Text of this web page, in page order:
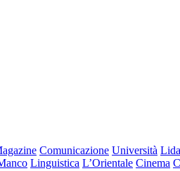
Comunicazione Università
Linguistica L’Orientale Cinema